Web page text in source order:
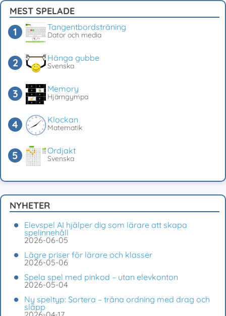
MEST SPELADE
Tangentbordsträning
Dator och media
Hänga gubbe
Svenska
Memory
Hjärngympa
Klockan
Matematik
Ordjakt
Svenska
NYHETER
Elevspel AI hjälper dig som lärare att skapa
spelinnehåll
2026-06-05
Lägre priser för lärare och klasser
2026-05-06
Spela spel med pinkod – utan elevkonton
2026-05-04
Ny speltyp: Sortera – träna ordning med drag och
släpp